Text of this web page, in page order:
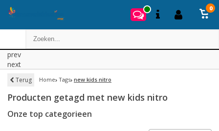
0
prev
next
Terug Home Tags new kids nitro
Producten getagd met new kids nitro
Onze top categorieen